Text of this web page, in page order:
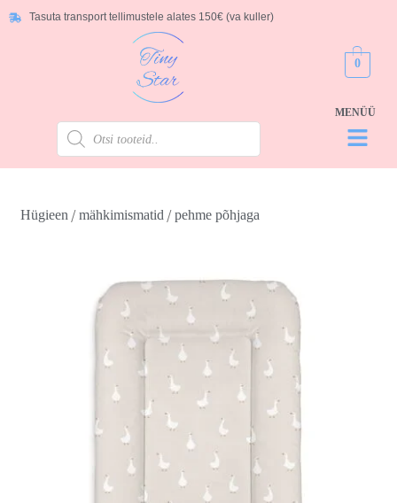
Tasuta transport tellimustele alates 150€ (va kuller)
0
Hügieen/mähkimismatid/pehme põhjaga